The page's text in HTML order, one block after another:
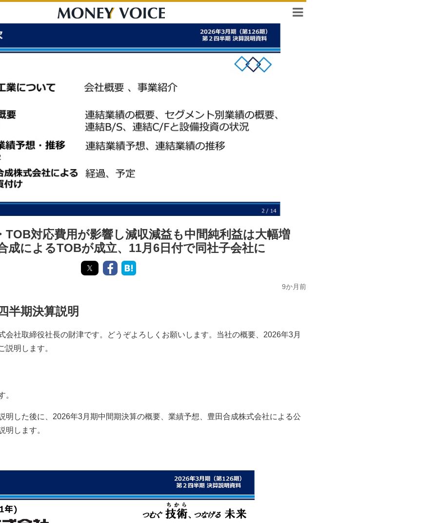
TOB対応費用が影響し減収減益も中間純利益は大幅増
成によるTOBが成立、11月6日付で同社子会社に
9か月前
半期決算説明
会社取締役社長の財津です。どうぞよろしくお願いします。当社の概要、2026年3月
説明します。
。
明した後に、2026年3月期中間期決算の概要、業績予想、豊田合成株式会社による公
明します。